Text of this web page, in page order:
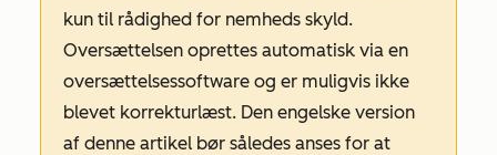
kun til rådighed for nemheds skyld.
Oversættelsen oprettes automatisk via en
oversættelsessoftware og er muligvis ikke
blevet korrekturlæst. Den engelske version
af denne artikel bør således anses for at